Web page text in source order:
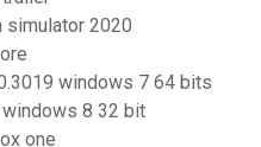
simulator 2020
windows 7 64 bits
8 32 bit
one